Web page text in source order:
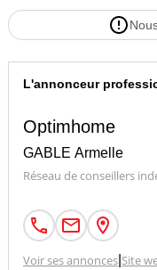
L'annonceur
Optimhome
GABLE Armelle
Réseau de conseillers
Voir ses annonces| Site